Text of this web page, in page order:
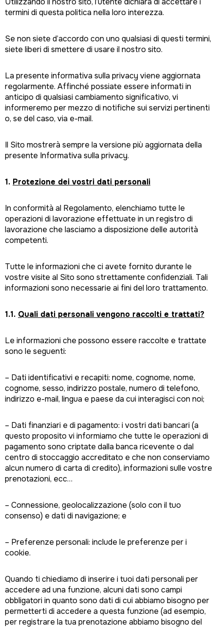
termini di questa politica nella loro interezza.
Se non siete d’accordo con uno qualsiasi di questi termini,
siete liberi di smettere di usare il nostro sito.
La presente informativa sulla privacy viene aggiornata
regolarmente. Affinché possiate essere informati in
anticipo di qualsiasi cambiamento significativo, vi
informeremo per mezzo di notifiche sui servizi pertinenti
o, se del caso, via e-mail.
Il Sito mostrerà sempre la versione più aggiornata della
presente Informativa sulla privacy.
1. Protezione dei vostri dati personali
In conformità al Regolamento, elenchiamo tutte le
operazioni di lavorazione effettuate in un registro di
lavorazione che lasciamo a disposizione delle autorità
competenti.
Tutte le informazioni che ci avete fornito durante le
vostre visite al Sito sono strettamente confidenziali. Tali
informazioni sono necessarie ai fini del loro trattamento.
1.1. Quali dati personali vengono raccolti e trattati?
Le informazioni che possono essere raccolte e trattate
sono le seguenti:
– Dati identificativi e recapiti: nome, cognome, nome,
cognome, sesso, indirizzo postale, numero di telefono,
indirizzo e-mail, lingua e paese da cui interagisci con noi;
– Dati finanziari e di pagamento: i vostri dati bancari (a
questo proposito vi informiamo che tutte le operazioni di
pagamento sono criptate dalla banca ricevente o dal
centro di stoccaggio accreditato e che non conserviamo
alcun numero di carta di credito), informazioni sulle vostre
prenotazioni, ecc…
– Connessione, geolocalizzazione (solo con il tuo
consenso) e dati di navigazione; e
– Preferenze personali: include le preferenze per i
cookie.
Quando ti chiediamo di inserire i tuoi dati personali per
accedere ad una funzione, alcuni dati sono campi
obbligatori in quanto sono dati di cui abbiamo bisogno per
permetterti di accedere a questa funzione (ad esempio,
per registrare la tua prenotazione abbiamo bisogno del